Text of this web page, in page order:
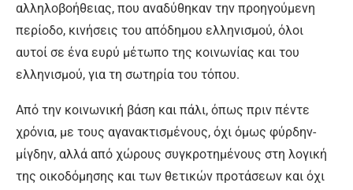
αλληλοβοήθειας, που αναδύθηκαν την προηγούμενη
περίοδο, κινήσεις του απόδημου ελληνισμού, όλοι
αυτοί σε ένα ευρύ μέτωπο της κοινωνίας και του
ελληνισμού, για τη σωτηρία του τόπου.
Από την κοινωνική βάση και πάλι, όπως πριν πέντε
χρόνια, με τους αγανακτισμένους, όχι όμως φύρδην-
μίγδην, αλλά από χώρους συγκροτημένους στη λογική
της οικοδόμησης και των θετικών προτάσεων και όχι